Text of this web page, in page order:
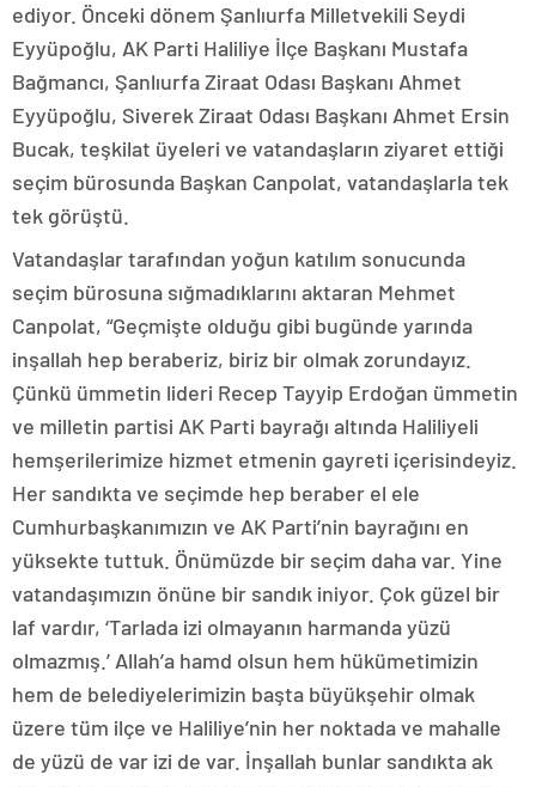
ediyor. Önceki dönem Şanlıurfa Milletvekili Seydi
Eyyüpoğlu, AK Parti Haliliye İlçe Başkanı Mustafa
Bağmancı, Şanlıurfa Ziraat Odası Başkanı Ahmet
Eyyüpoğlu, Siverek Ziraat Odası Başkanı Ahmet Ersin
Bucak, teşkilat üyeleri ve vatandaşların ziyaret ettiği
seçim bürosunda Başkan Canpolat, vatandaşlarla tek
tek görüştü.
Vatandaşlar tarafından yoğun katılım sonucunda
seçim bürosuna sığmadıklarını aktaran Mehmet
Canpolat, “Geçmişte olduğu gibi bugünde yarında
inşallah hep beraberiz, biriz bir olmak zorundayız.
Çünkü ümmetin lideri Recep Tayyip Erdoğan ümmetin
ve milletin partisi AK Parti bayrağı altında Haliliyeli
hemşerilerimize hizmet etmenin gayreti içerisindeyiz.
Her sandıkta ve seçimde hep beraber el ele
Cumhurbaşkanımızın ve AK Parti’nin bayrağını en
yüksekte tuttuk. Önümüzde bir seçim daha var. Yine
vatandaşımızın önüne bir sandık iniyor. Çok güzel bir
laf vardır, ‘Tarlada izi olmayanın harmanda yüzü
olmazmış.’ Allah’a hamd olsun hem hükümetimizin
hem de belediyelerimizin başta büyükşehir olmak
üzere tüm ilçe ve Haliliye’nin her noktada ve mahalle
de yüzü de var izi de var. İnşallah bunlar sandıkta ak